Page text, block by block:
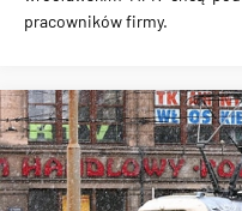
pracowników firmy.